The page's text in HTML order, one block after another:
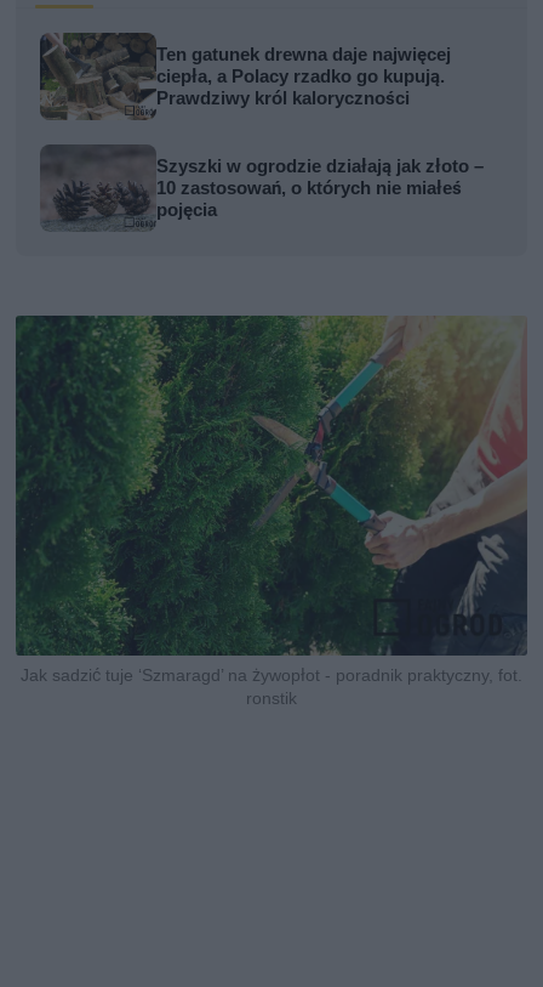
Ten gatunek drewna daje najwięcej
ciepła, a Polacy rzadko go kupują.
Prawdziwy król kaloryczności
Szyszki w ogrodzie działają jak złoto –
10 zastosowań, o których nie miałeś
pojęcia
Jak sadzić tuje ‘Szmaragd’ na żywopłot - poradnik praktyczny, fot.
ronstik